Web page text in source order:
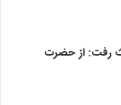
رفت: از حضرت